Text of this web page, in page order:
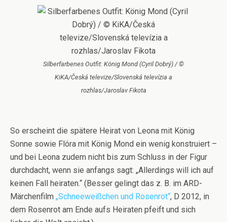
Silberfarbenes Outfit: König Mond (Cyril Dobrý) / ©
KiKA/Česká televize/Slovenská televízia a
rozhlas/Jaroslav Fikota
So erscheint die spätere Heirat von Leona mit König
Sonne sowie Flóra mit König Mond ein wenig konstruiert –
und bei Leona zudem nicht bis zum Schluss in der Figur
durchdacht, wenn sie anfangs sagt: „Allerdings will ich auf
keinen Fall heiraten.“ (Besser gelingt das z. B. im ARD-
Märchenfilm „Schneeweißchen und Rosenrot“, D 2012, in
dem Rosenrot am Ende aufs Heiraten pfeift und sich